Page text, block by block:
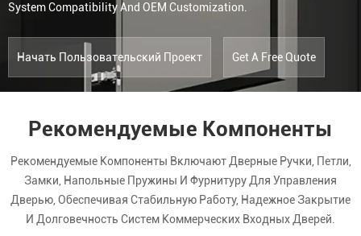
System Compatibility And OEM Customization.
Начать Пользовательский Проект Get A Free Quote
Рекомендуемые Компоненты
Рекомендуемые Компоненты Включают Дверные Ручки, Петли,
Замки, Напольные Пружины И Фурнитуру Для Управления
Дверью, Обеспечивая Стабильную Работу, Надежное Закрытие
И Долговечность Систем Коммерческих Входных Дверей.